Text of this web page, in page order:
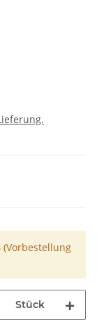
(Vorbestellung
Stück